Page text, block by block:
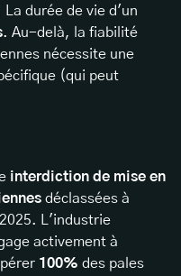
durée de vie d'un
. Au-delà, la fiabilité
nécessite une
(qui peut
interdiction de mise en
déclassées à
L'industrie
activement à
100% des pales